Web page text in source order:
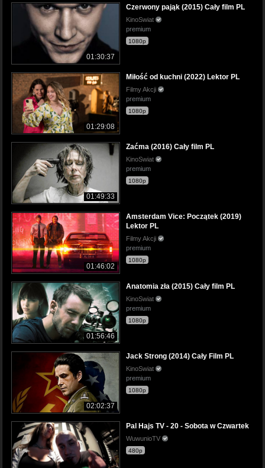
01:30:37
Czerwony pająk (2015) Cały film PL
KinoSwiat
premium
1080p
01:29:08
Miłość od kuchni (2022) Lektor PL
Filmy Akcji
premium
1080p
01:49:33
Zaćma (2016) Cały film PL
KinoSwiat
premium
1080p
01:46:02
Amsterdam Vice: Początek (2019)
Lektor PL
Filmy Akcji
premium
1080p
01:56:46
Anatomia zła (2015) Cały film PL
KinoSwiat
premium
1080p
02:02:37
Jack Strong (2014) Cały Film PL
KinoSwiat
premium
1080p
Pal Hajs TV - 20 - Sobota w Czwartek
WuwunioTV
480p